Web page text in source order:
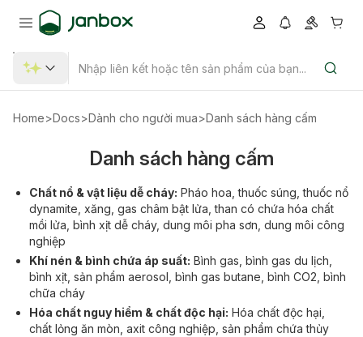
Home>Docs>Dành cho người mua>Danh sách hàng cấm
Danh sách hàng cấm
Chất nổ & vật liệu dễ cháy: Pháo hoa, thuốc súng, thuốc nổ
dynamite, xăng, gas châm bật lửa, than có chứa hóa chất
mồi lửa, bình xịt dễ cháy, dung môi pha sơn, dung môi công
nghiệp
Khí nén & bình chứa áp suất: Bình gas, bình gas du lịch,
bình xịt, sản phẩm aerosol, bình gas butane, bình CO2, bình
chữa cháy
Hóa chất nguy hiểm & chất độc hại: Hóa chất độc hại,
chất lỏng ăn mòn, axit công nghiệp, sản phẩm chứa thủy